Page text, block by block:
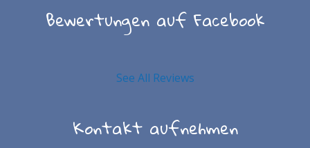
Bewertungen auf Facebook
See All Reviews
Kontakt aufnehmen